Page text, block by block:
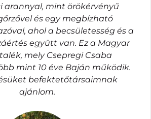
arannyal, mint örökérvényű
és egy megbízható
ahol a becsületesség és a
együtt van. Ez a Magyar
mely Csepregi Csaba
mint 10 éve Baján működik.
befektetőtársaimnak
ajánlom.